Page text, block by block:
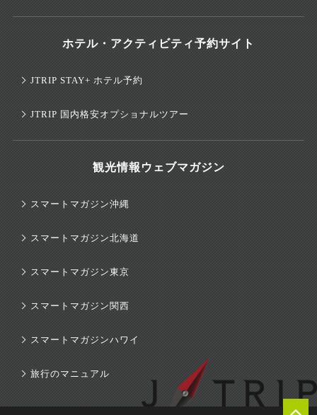
×
ホテル・アクティビティ予約サイト
JTRIP STAY+ ホテル予約
JTRIP 国内格安オプショナルツアー
観光情報ウェブマガジン
スマートマガジン沖縄
スマートマガジン北海道
スマートマガジン東京
スマートマガジン関西
スマートマガジンハワイ
旅行のマニュアル